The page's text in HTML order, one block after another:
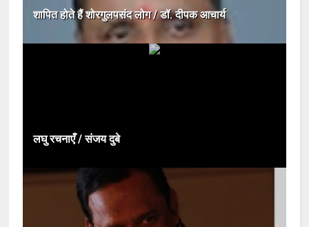
शापित होते हैं शोरगुलपसंद लोग / डॉ. दीपक आचार्य
लघु रचनाएँ / संजय दुबे